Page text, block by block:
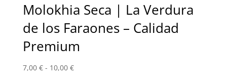
Molokhia Seca | La Verdura
de los Faraones – Calidad
Premium
7,00 € - 10,00 €Rango